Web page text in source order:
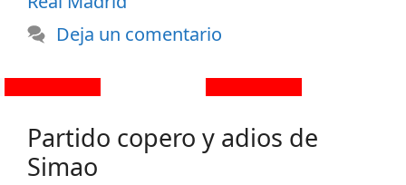
Deja un comentario
Partido copero y adios de
Simao